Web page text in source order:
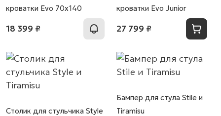
кроватки Evo 70х140
18 399 ₽
кроватки Evo Junior
27 799 ₽
Столик для стульчика Style
Бампер для стула Stile и
Tiramisu